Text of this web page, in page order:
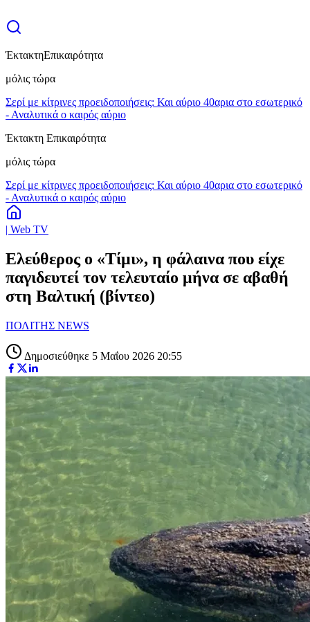
ΈκτακτηΕπικαιρότητα
μόλις τώρα
Σερί με κίτρινες προειδοποιήσεις: Και αύριο 40αρια στο εσωτερικό
- Αναλυτικά ο καιρός αύριο
Έκτακτη Επικαιρότητα
μόλις τώρα
Σερί με κίτρινες προειδοποιήσεις: Και αύριο 40αρια στο εσωτερικό
- Αναλυτικά ο καιρός αύριο
| Web TV
Ελεύθερος ο «Τίμι», η φάλαινα που είχε
παγιδευτεί τον τελευταίο μήνα σε αβαθή
στη Βαλτική (βίντεο)
ΠΟΛΙΤΗΣ NEWS
Δημοσιεύθηκε 5 Μαΐου 2026 20:55